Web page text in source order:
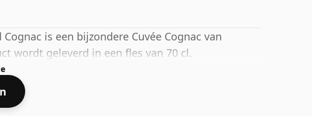
is een bijzondere Cuvée Cognac van
wordt geleverd in een fles van 70 cl.